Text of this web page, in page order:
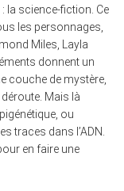
la science-fiction. Ce
les personnages,
Miles, Layla
donnent un
couche de mystère,
Mais là
ou
traces dans l’ADN.
en faire une